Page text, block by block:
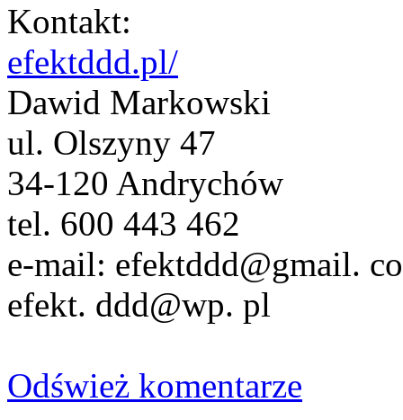
Kontakt:
efektddd.pl/
Dawid Markowski
ul. Olszyny 47
34-120 Andrychów
tel. 600 443 462
e-mail: efektddd@gmail.
efekt. ddd@wp. pl
Odśwież komentarze